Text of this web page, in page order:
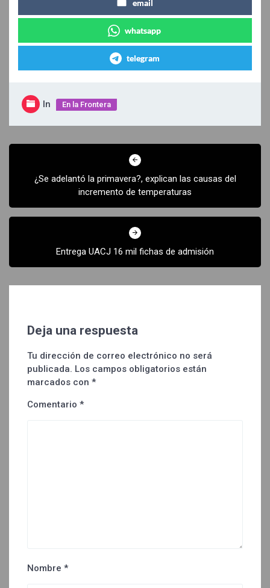
email
whatsapp
telegram
In En la Frontera
Navegación
entradas
¿Se adelantó la primavera?, explican las causas del
incremento de temperaturas
Entrega UACJ 16 mil fichas de admisión
Deja una respuesta
Tu dirección de correo electrónico no será
publicada. Los campos obligatorios están
marcados con *
Comentario *
Nombre *